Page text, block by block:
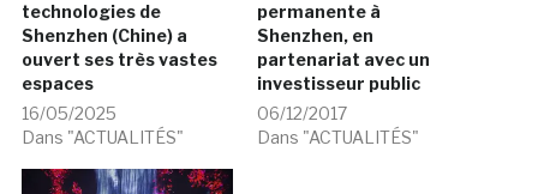
technologies de
Shenzhen (Chine) a
ouvert ses très vastes
espaces
16/05/2025
Dans "ACTUALITÉS"
permanente à
Shenzhen, en
partenariat avec un
investisseur public
06/12/2017
Dans "ACTUALITÉS"